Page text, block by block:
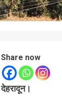
Share now
देहरादून।